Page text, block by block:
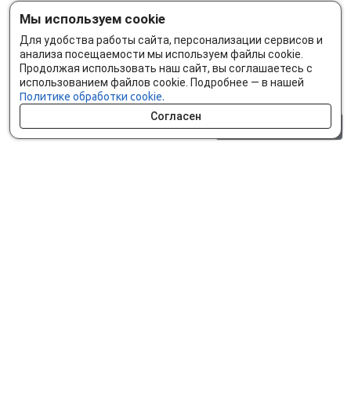
Мы используем cookie
Для удобства работы сайта, персонализации сервисов и
анализа посещаемости мы используем файлы cookie.
Продолжая использовать наш сайт, вы соглашаетесь с
использованием файлов cookie. Подробнее — в нашей
Политике обработки cookie.
Согласен